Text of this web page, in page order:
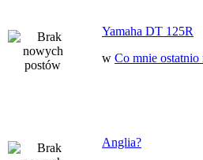
Yamaha DT 125R
w Co mnie ostatnio
Anglia?